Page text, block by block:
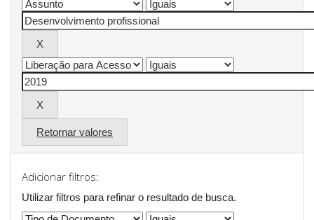
Retornar valores
Adicionar filtros:
Utilizar filtros para refinar o resultado de busca.